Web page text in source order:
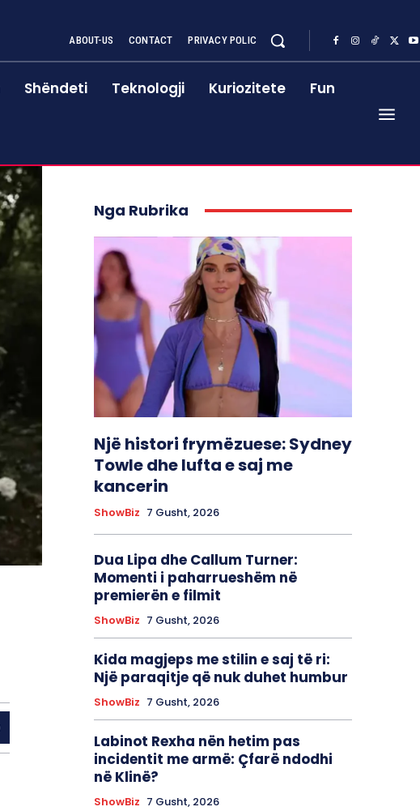
ABOUT-US CONTACT PRIVACY POLIC
Shëndeti Teknologji Kuriozitete Fun
Nga Rubrika
Një histori frymëzuese: Sydney
Towle dhe lufta e saj me
kancerin
ShowBiz 7 Gusht, 2026
Dua Lipa dhe Callum Turner:
Momenti i paharrueshëm në
premierën e filmit
ShowBiz 7 Gusht, 2026
Kida magjeps me stilin e saj të ri:
Një paraqitje që nuk duhet humbur
ShowBiz 7 Gusht, 2026
Labinot Rexha nën hetim pas
incidentit me armë: Çfarë ndodhi
në Klinë?
ShowBiz 7 Gusht, 2026